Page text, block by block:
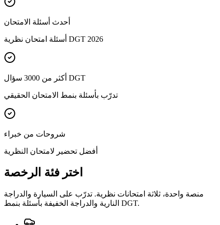
أحدث أسئلة الامتحان
أسئلة امتحان نظرية DGT 2026
أكثر من 3000 سؤال DGT
تدرّب بأسئلة بنمط الامتحان الحقيقي
شروحات من خبراء
أفضل تحضير لامتحان النظرية
اختر فئة الرخصة
منصة واحدة، ثلاثة امتحانات نظرية. تدرّب على السيارة والدراجة
النارية والدراجة الخفيفة بأسئلة بنمط DGT.